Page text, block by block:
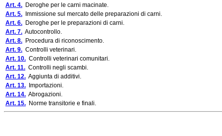
Art. 4. Deroghe per le carni macinate.
Art. 5. Immissione sul mercato delle preparazioni di carni.
Art. 6. Deroghe per le preparazioni di carni.
Art. 7. Autocontrollo.
Art. 8. Procedura di riconoscimento.
Art. 9. Controlli veterinari.
Art. 10. Controlli veterinari comunitari.
Art. 11. Controlli negli scambi.
Art. 12. Aggiunta di additivi.
Art. 13. Importazioni.
Art. 14. Abrogazioni.
Art. 15. Norme transitorie e finali.